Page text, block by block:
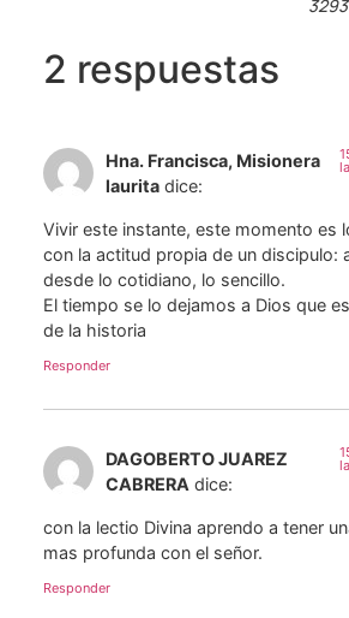
2 respuestas
Hna. Francisca, Misionera
laurita dice:
Vivir este instante, este momento es
con la actitud propia de un discipulo:
desde lo cotidiano, lo sencillo.
El tiempo se lo dejamos a Dios que
de la historia
Responder
DAGOBERTO JUAREZ
CABRERA dice:
con la lectio Divina aprendo a tener
mas profunda con el señor.
Responder